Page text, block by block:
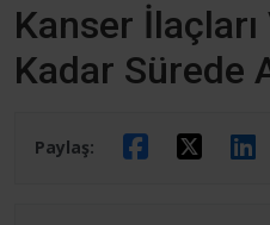
Kanser
Kadar Sürede
Paylaş: